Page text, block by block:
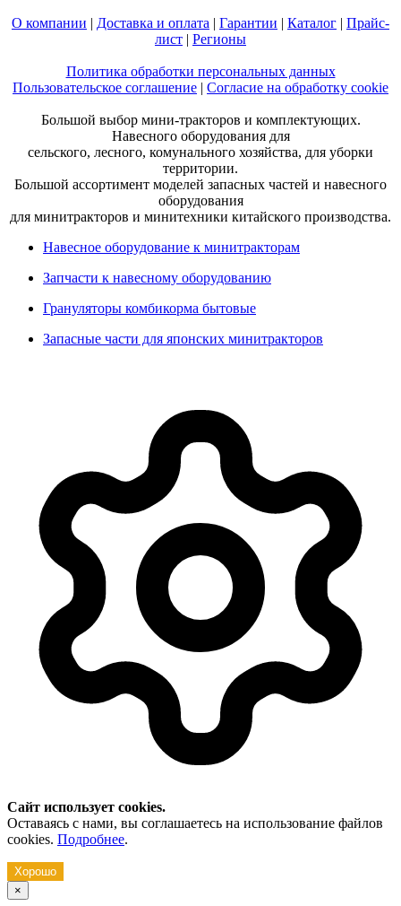
О компании | Доставка и оплата | Гарантии | Каталог | Прайс-
лист | Регионы
Политика обработки персональных данных
Пользовательское соглашение | Согласие на обработку cookie
Большой выбор мини-тракторов и комплектующих.
Навесного оборудования для
сельского, лесного, комунального хозяйства, для уборки
территории.
Большой ассортимент моделей запасных частей и навесного
оборудования
для минитракторов и минитехники китайского производства.
Навесное оборудование к минитракторам
Запчасти к навесному оборудованию
Грануляторы комбикорма бытовые
Запасные части для японских минитракторов
Сайт использует cookies.
Оставаясь с нами, вы соглашаетесь на использование файлов
cookies. Подробнее.
Хорошо
×